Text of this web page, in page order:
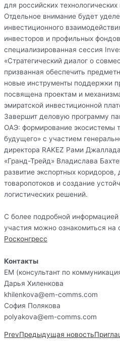
для российских
Отдельное внимание будет
инвестиционного
инвесторов и профильных
специализированная сессия
«Стратегический диалог о
призванная обеспечить
новые инструменты поддержки
посвящена проектам и
эмиратской инвестиционной
Завершит деловую программу
ОАЭ: формирование экосистемы
будущего» с участием
директора RAKEZ Рами
«Гранд-Трейд» Владислава
развитие экспортных
товаропотоков и создание
логистических решений.
С более подробной
участия можно ознакомиться на
Росконгресс
Контакты
ЕМ (консультант по
Дарья Хиленкова
khilenkova@em-comms.com
София Полякова
polyakova@em-comms.com
PrevПредыдущая новость